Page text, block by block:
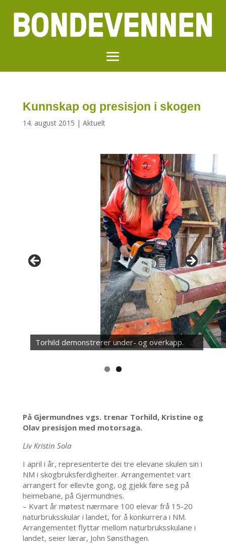
Kunnskap og presisjon i skogen
14. august 2015 | Aktuelt
Torhild demonstrerer under- og overkapp.
På Gjermundnes vgs. trenar Torhild, Kristine og
Olav presisjon med motorsaga.
Liv Kristin Sola
I april i år, representerte dei tre elevane skulen sin i
NM i skogbruksferdigheiter. Arrangementet vart
arrangert for ellevte gong, og gjekk føre seg på
heimebane, på Gjermundnes.
– Kvart år møtest nærmare 100 elevar frå 15-20
naturbruksskular i landet, for å konkurrera i NM.
Arrangementet flyttar mellom naturbruksskulane i
landet, seier lærar, John Sønsthagen.